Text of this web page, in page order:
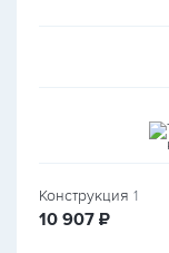
Конструкция 1
10 907 руб.
₽